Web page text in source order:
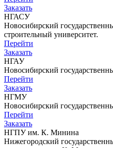
Заказать
НГАСУ
Новосибирский
строительный университет.
Перейти
Заказать
НГАУ
Новосибирский
Перейти
Заказать
НГМУ
Новосибирский
Перейти
Заказать
НГПУ им. К. Минина
Нижегородский